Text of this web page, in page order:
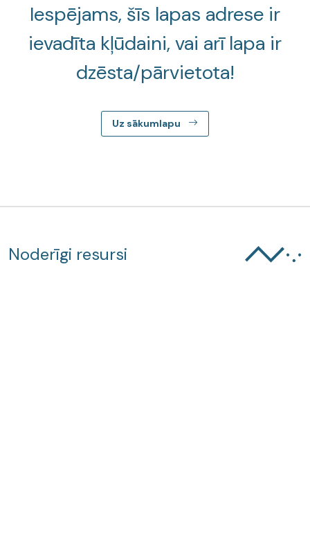
Iespējams, šīs lapas adrese ir
ievadīta kļūdaini, vai arī lapa ir
dzēsta/pārvietota!
Uz sākumlapu
Noderīgi resursi